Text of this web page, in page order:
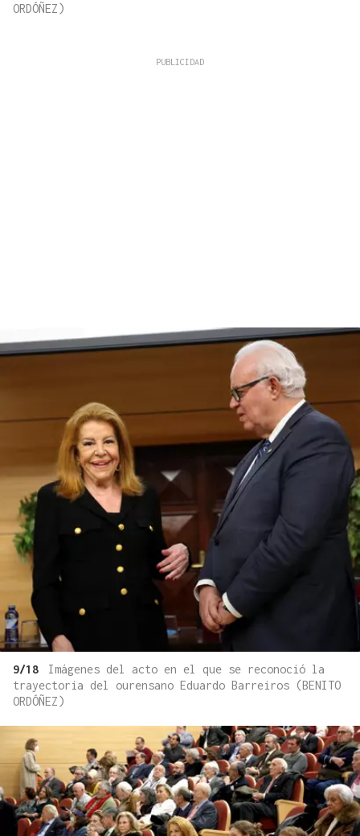
ORDÓÑEZ)
9/18
Imágenes del acto en el que se reconoció la
trayectoria del ourensano Eduardo Barreiros (BENITO
ORDÓÑEZ)